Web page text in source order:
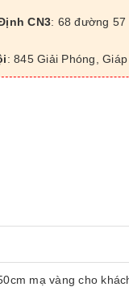
CN3: 68 đường 57
: 845 Giải Phóng,
mạ vàng cho